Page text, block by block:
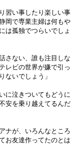
習い事したり楽しい事
岡で専業主婦は何もや
は孤独でつらいでしょ
さない、誰も注目しな
レビの世界が嫌で引っ
ないでしょう」
に泣きついてもどうに
安を乗り越えてるんだ
ナが、いろんなところ
お友達作ってたのとは